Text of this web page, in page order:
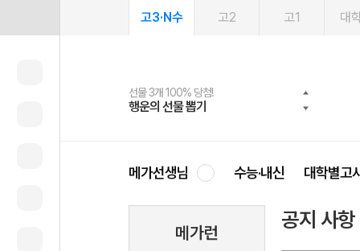
고3·N수 고2 고1 대
선물 3개 100% 당첨!
행운의 선물 뽑기
선물 100% 증정!
메가스터디 X 올리브
여름방학 스터디 캐시백
메가런 썸머스쿨
2027 러셀 단과
강사 공개선발
스마트러닝앱
설문 EVENT
메가패스
3일 무료 체험권
메가패스 수강생 무료혜택!
메가클럽 멤버십
사회공헌 캠페인
희망이룸 메가나눔
메가선생님 수능·내신 대학별고
메가런
공지 사항